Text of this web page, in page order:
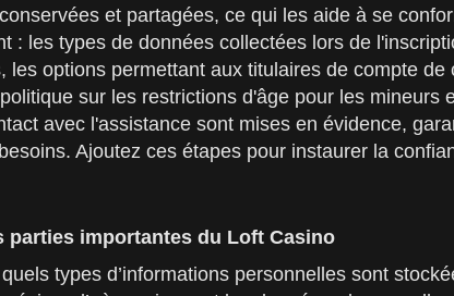
et partagées, ce qui les aide à se
: les types de données collectées lors de
options permettant aux titulaires de compte
sur les restrictions d'âge pour les
avec l'assistance sont mises en évidence,
Ajoutez ces étapes pour instaurer la
importantes du Loft Casino
types d’informations personnelles sont